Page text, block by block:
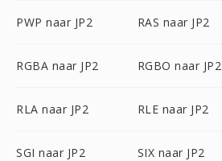
PWP naar JP2 RAS naar JP2
RGBA naar JP2 RGBO naar JP2
RLA naar JP2 RLE naar JP2
SGI naar JP2 SIX naar JP2